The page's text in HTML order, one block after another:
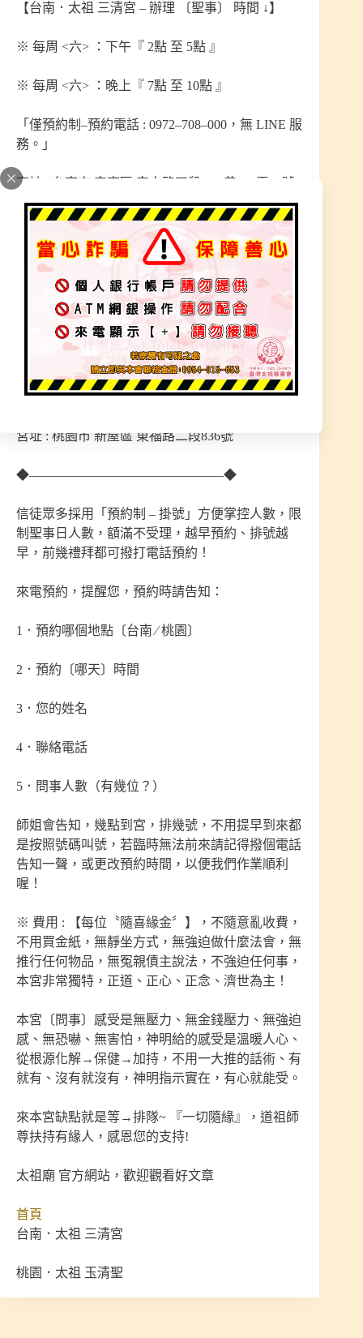
【台南．太祖 三清宮 – 辦理 〔聖事〕 時間 ↓】
※ 每周 <六> ：下午『 2點 至 5點 』
※ 每周 <六> ：晚上『 7點 至 10點 』
「僅預約制–預約電話 : 0972–708–000，無 LINE 服
務。」
宮址 : 台南市 安南區 安中路四段 290巷263弄20號
◆———————————————◆
【桃園．玉清聖境 – 辦理 〔聖事〕 時間 ↓】
※ 每周 ：<二> 晚上 『 7 : 30 至 10 : 30 』
※ 每周 ：<四> 晚上 『 7 : 30 至 10 : 30』
「僅預約制–預約電話 : 0972–708–000，無 LINE 服
務。」
宮址 : 桃園市 新屋區 東福路二段836號
◆———————————————◆
信徒眾多採用「預約制 – 掛號」方便掌控人數，限
制聖事日人數，額滿不受理，越早預約、排號越
早，前幾禮拜都可撥打電話預約！
來電預約，提醒您，預約時請告知：
1．預約哪個地點〔台南 ∕ 桃園〕
2．預約〔哪天〕時間
3．您的姓名
4．聯絡電話
5．問事人數（有幾位？）
師姐會告知，幾點到宮，排幾號，不用提早到來都
是按照號碼叫號，若臨時無法前來請記得撥個電話
告知一聲，或更改預約時間，以便我們作業順利
喔！
※ 費用 : 【每位〝隨喜緣金〞】，不隨意亂收費，
不用買金紙，無靜坐方式，無強迫做什麼法會，無
推行任何物品，無冤親債主說法，不強迫任何事，
本宮非常獨特，正道、正心、正念、濟世為主！
本宮〔問事〕感受是無壓力、無金錢壓力、無強迫
感、無恐嚇、無害怕，神明給的感受是溫暖人心、
從根源化解→保健→加持，不用一大推的話術、有
就有、沒有就沒有，神明指示實在，有心就能受。
來本宮缺點就是等→排隊~ 『一切隨緣』，道祖師
尊扶持有緣人，感恩您的支持!
太祖廟 官方網站，歡迎觀看好文章
首頁
台南．太祖 三清宮
桃園．太祖 玉清聖